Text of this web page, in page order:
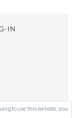
IN
to use this website, you